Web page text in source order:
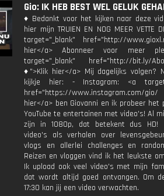
Gio: IK HEB BEST WEL GELUK
♦ Bedankt voor het kijken naar deze
hier mijn TRUIEN EN NOG MEER VETTE
target="_blank" href="http://
hier</a> Abonneer voor meer
target="_blank" href="http://bit.ly/
♦">Klik hier</a> Mij dagelijks volgen?
kijkje hier: - Instagram: <a
href="https://www.instagram.com/
hier</a> ben Giovanni en ik probeer het
YouTube te entertainen met video's! Al
zijn in 1080p, dat betekent dus HD!
video's als verhalen over
vlogs en allerlei challenges en
Reizen en vloggen vind ik het leukste
Ik upload ook veel video's met mijn
dat wordt altijd goed ontvangen. Om
17:30 kan jij een video verwachten.